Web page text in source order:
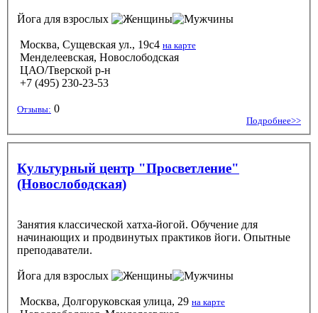
Йога для взрослых
Москва, Сущевская ул., 19с4 на карте
Менделеевская, Новослободская
ЦАО/Тверской р-н
+7 (495) 230-23-53
Отзывы: 0
Подробнее>>
Культурный центр "Просветление"
(Новослободская)
Занятия классической хатха-йогой. Обучение для
начинающих и продвинутых практиков йоги. Опытные
преподаватели.
Йога для взрослых
Москва, Долгоруковская улица, 29 на карте